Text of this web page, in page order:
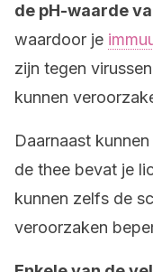
de pH-waarde
waardoor je
zijn tegen
kunnen
Daarnaast
de thee bevat je
kunnen zelfs de
veroorzaken